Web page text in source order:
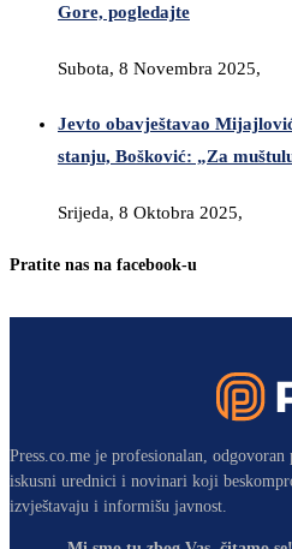
Gore, pogledajte
Subota, 8 Novembra 2025,
Jevto obavještavao
stanju, Bošković: „Za
Srijeda, 8 Oktobra 2025,
Pratite nas na facebook-u
Press.co.me je profesionalan,
iskusni urednici i novinari koji
izvještavaju i informišu javnost.